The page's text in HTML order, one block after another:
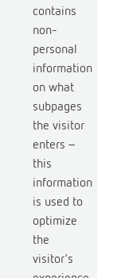
contains
non-
personal
information
on what
subpages
the visitor
enters –
this
information
is used to
optimize
the
visitor's